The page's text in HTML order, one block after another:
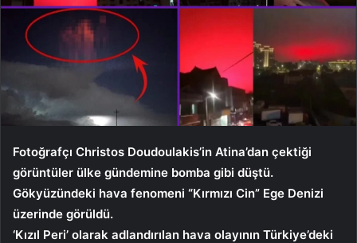
Fotoğrafçı Christos Doudoulakis’in Atina’dan çektiği
görüntüler ülke gündemine bomba gibi düştü.
Gökyüzündeki hava fenomeni “Kırmızı Cin” Ege Denizi
üzerinde görüldü.
‘Kızıl Peri’ olarak adlandırılan hava olayının Türkiye’deki